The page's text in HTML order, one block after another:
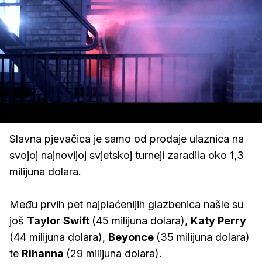
zvuk
Loaded
18.33%
Slavna pjevačica je samo od prodaje ulaznica na
svojoj najnovijoj svjetskoj turneji zaradila oko 1,3
milijuna dolara.
Među prvih pet najplaćenijih glazbenica našle su
još Taylor Swift (45 milijuna dolara), Katy Perry
(44 milijuna dolara), Beyonce (35 milijuna dolara)
te Rihanna (29 milijuna dolara).